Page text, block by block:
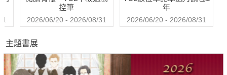
控筆
2026/06/20 - 2026/08/31
年
2026/06/20 - 2026/08/31
主題書展